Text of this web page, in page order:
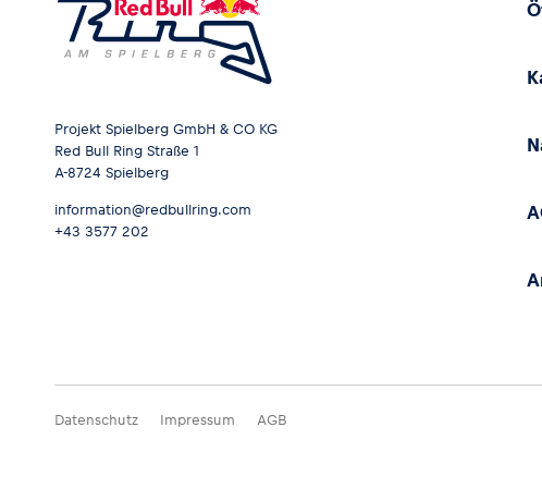
Projekt Spielberg GmbH & CO KG
Red Bull Ring Straße 1
A-8724 Spielberg
information@redbullring.com
+43 3577 202
Datenschutz Impressum AGB